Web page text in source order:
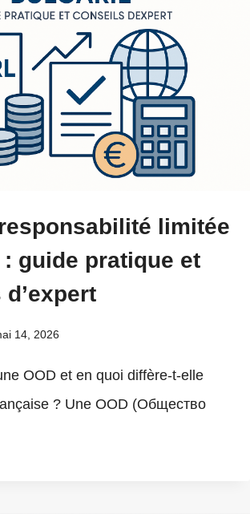
limitée
guide pratique et
14, 2026
OOD et en quoi diffère-t-elle
? Une OOD (Общество